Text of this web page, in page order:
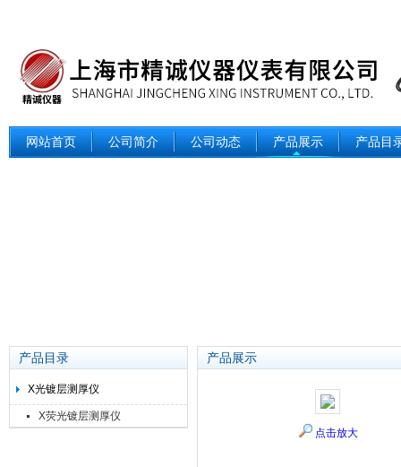
网站首页 公司简介 公司动态 产品展示 产品目
产品目录
X光镀层测厚仪
X荧光镀层测厚仪
产品展示
点击放大